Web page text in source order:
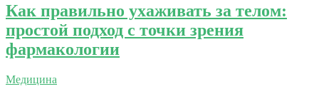
Как правильно ухаживать за телом:
простой подход с точки зрения
фармакологии
Медицина